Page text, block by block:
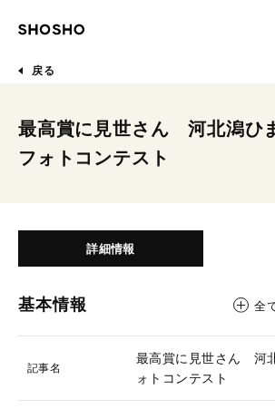
戻る
最高賞に見世さん 河北潟ひ
フォトコンテスト
詳細情報
基本情報 全
記事名
最高賞に見世さん 河
ォトコンテスト